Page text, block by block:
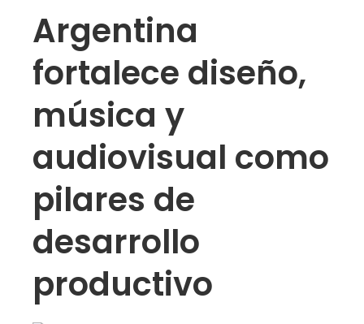
Argentina
fortalece diseño,
música y
audiovisual como
pilares de
desarrollo
productivo